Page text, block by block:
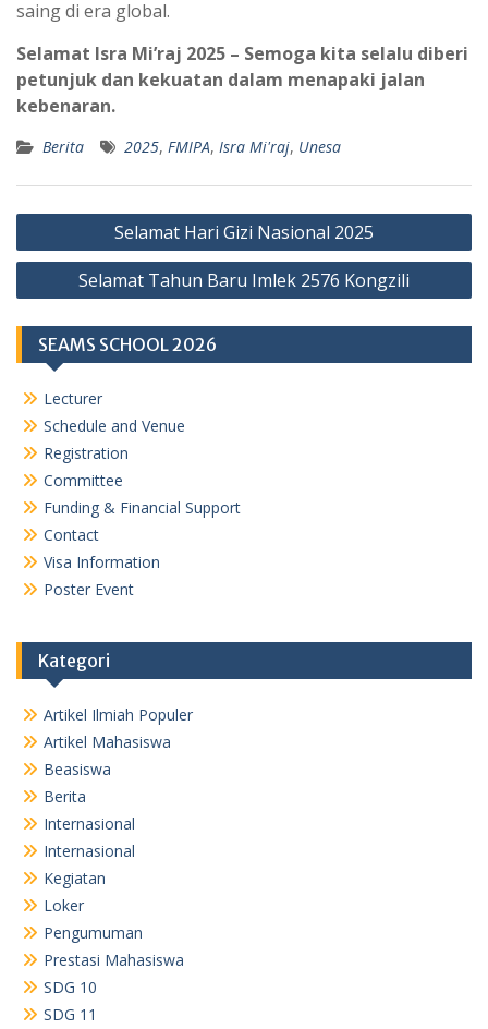
saing di era global.
Selamat Isra Mi’raj 2025 – Semoga kita selalu diberi
petunjuk dan kekuatan dalam menapaki jalan
kebenaran.
Berita 2025, FMIPA, Isra Mi'raj, Unesa
Navigasi
pos
Selamat Hari Gizi Nasional 2025
Selamat Tahun Baru Imlek 2576 Kongzili
SEAMS SCHOOL 2026
Lecturer
Schedule and Venue
Registration
Committee
Funding & Financial Support
Contact
Visa Information
Poster Event
Kategori
Artikel Ilmiah Populer
Artikel Mahasiswa
Beasiswa
Berita
Internasional
Internasional
Kegiatan
Loker
Pengumuman
Prestasi Mahasiswa
SDG 10
SDG 11